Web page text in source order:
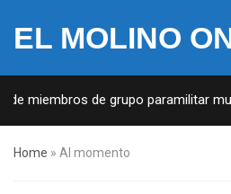
EL MOLINO
miembros de grupo paramilitar
Home » Al momento